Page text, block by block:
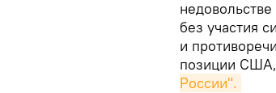
без участия
и
позиции США,
России".